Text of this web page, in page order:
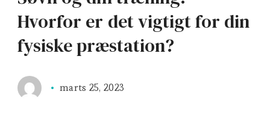
Hvorfor er det vigtigt for din
fysiske præstation?
marts 25, 2023